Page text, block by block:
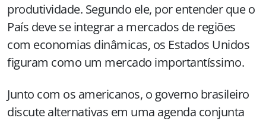
produtividade. Segundo ele, por entender que o
País deve se integrar a mercados de regiões
com economias dinâmicas, os Estados Unidos
figuram como um mercado importantíssimo.
Junto com os americanos, o governo brasileiro
discute alternativas em uma agenda conjunta